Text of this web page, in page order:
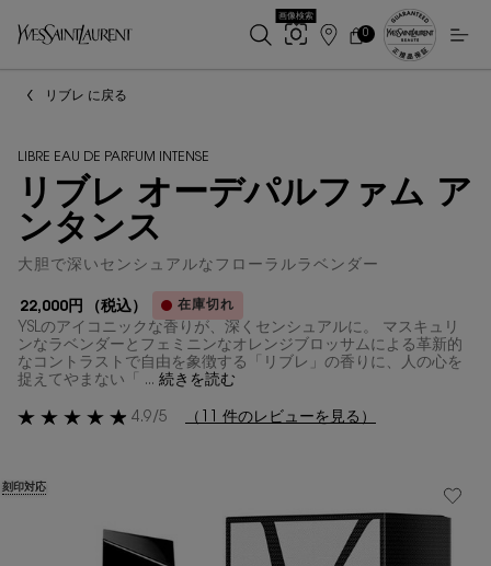
画像検索
店
カ
0
0 カート内の製品
リブレ に戻る
LIBRE EAU DE PARFUM INTENSE
リブレ オーデパルファム ア
ンタンス
大胆で深いセンシュアルなフローラルラベンダー
22,000円 （税込） 在庫切れ
YSLのアイコニックな香りが、深くセンシュアルに。 マスキュリ
ンなラベンダーとフェミニンなオレンジブロッサムによる革新的
なコントラストで自由を象徴する「リブレ」の香りに、人の心を
捉えてやまない「 ... 続きを読む
4.9/5 （11 件のレビューを見る）
刻印対応